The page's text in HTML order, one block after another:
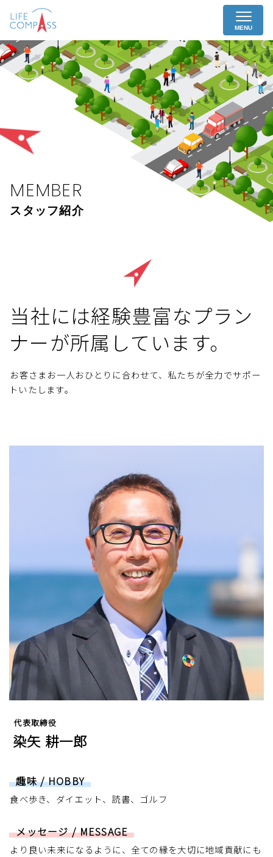
MENU
MEMBER
スタッフ紹介
当社には経験豊富なプラン
ナーが所属しています。
お客さまお一人おひとりに合わせて、私たちが全力でサポー
トいたします。
代表取締役
染矢 耕一郎
趣味 / HOBBY
食べ歩き、ダイエット、読書、ゴルフ
メッセージ / MESSAGE
より良い未来になるように、全ての縁を大切に地域貢献にも